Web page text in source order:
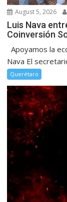
August 5, 2026
Luis Nava
Coinversión
Apoyamos la
Nava El
Querétaro